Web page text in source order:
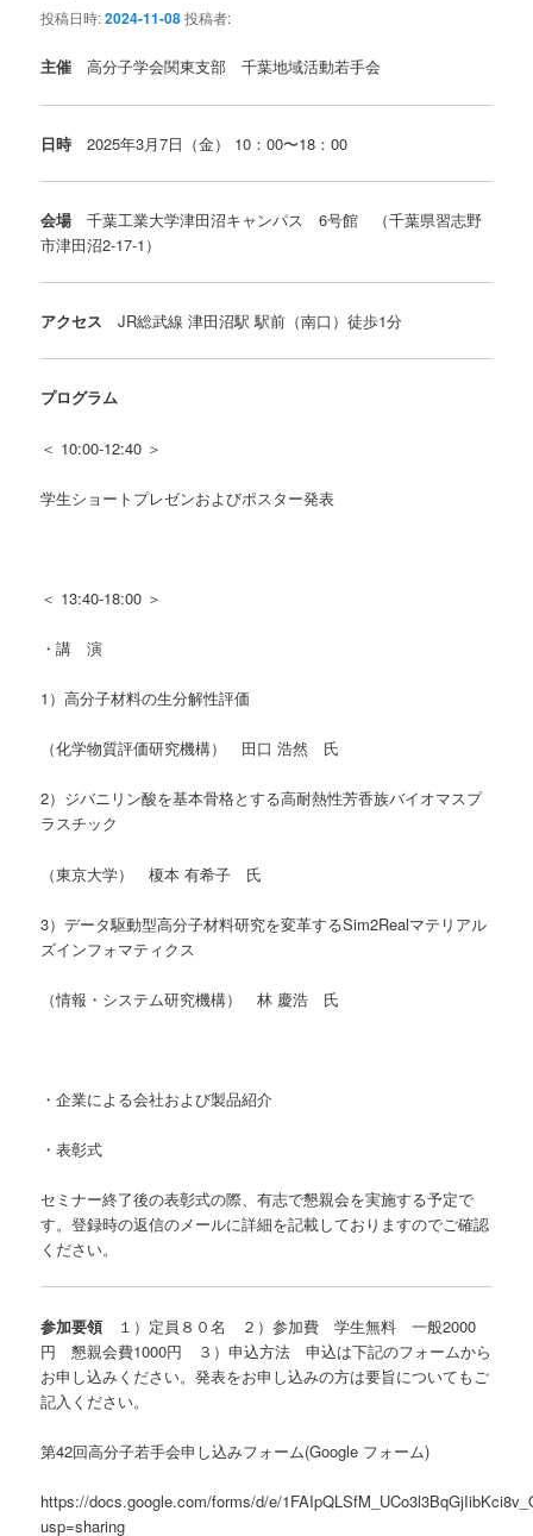
投稿日時:2024-11-08投稿者:
主催 高分子学会関東支部 千葉地域活動若手会
日時 2025年3月7日（金） 10：00〜18：00
会場 千葉工業大学津田沼キャンパス 6号館 （千葉県習志野
市津田沼2-17-1）
アクセス JR総武線 津田沼駅 駅前（南口）徒歩1分
プログラム
＜ 10:00-12:40 ＞
学生ショートプレゼンおよびポスター発表
＜ 13:40-18:00 ＞
・講 演
1）高分子材料の生分解性評価
（化学物質評価研究機構） 田口 浩然 氏
2）ジバニリン酸を基本骨格とする高耐熱性芳香族バイオマスプ
ラスチック
（東京大学） 榎本 有希子 氏
3）データ駆動型高分子材料研究を変革するSim2Realマテリアル
ズインフォマティクス
（情報・システム研究機構） 林 慶浩 氏
・企業による会社および製品紹介
・表彰式
セミナー終了後の表彰式の際、有志で懇親会を実施する予定で
す。登録時の返信のメールに詳細を記載しておりますのでご確認
ください。
参加要領 １）定員８０名 ２）参加費 学生無料 一般2000
円 懇親会費1000円 ３）申込方法 申込は下記のフォームから
お申し込みください。発表をお申し込みの方は要旨についてもご
記入ください。
第42回高分子若手会申し込みフォーム(Google フォーム)
https://docs.google.com/forms/d/e/
usp=sharing